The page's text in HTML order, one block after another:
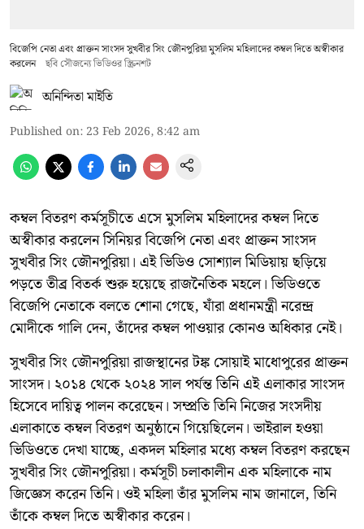
বিজেপি নেতা এবং প্রাক্তন সাংসদ সুখবীর সিং জৌনপুরিয়া মুসলিম মহিলাদের কম্বল দিতে অস্বীকার
করলেন
ছবি সৌজন্যে ভিডিওর স্ক্রিনশট
অনিন্দিতা মাইতি
Published on: 23 Feb 2026, 8:42 am
কম্বল বিতরণ কর্মসূচীতে এসে মুসলিম মহিলাদের কম্বল দিতে
অস্বীকার করলেন সিনিয়র বিজেপি নেতা এবং প্রাক্তন সাংসদ
সুখবীর সিং জৌনপুরিয়া। এই ভিডিও সোশ্যাল মিডিয়ায় ছড়িয়ে
পড়তে তীব্র বিতর্ক শুরু হয়েছে রাজনৈতিক মহলে। ভিডিওতে
বিজেপি নেতাকে বলতে শোনা গেছে, যাঁরা প্রধানমন্ত্রী নরেন্দ্র
মোদীকে গালি দেন, তাঁদের কম্বল পাওয়ার কোনও অধিকার নেই।
সুখবীর সিং জৌনপুরিয়া রাজস্থানের টঙ্ক সোয়াই মাধোপুরের প্রাক্তন
সাংসদ। ২০১৪ থেকে ২০২৪ সাল পর্যন্ত তিনি এই এলাকার সাংসদ
হিসেবে দায়িত্ব পালন করেছেন। সম্প্রতি তিনি নিজের সংসদীয়
এলাকাতে কম্বল বিতরণ অনুষ্ঠানে গিয়েছিলেন। ভাইরাল হওয়া
ভিডিওতে দেখা যাচ্ছে, একদল মহিলার মধ্যে কম্বল বিতরণ করছেন
সুখবীর সিং জৌনপুরিয়া। কর্মসূচী চলাকালীন এক মহিলাকে নাম
জিজ্ঞেস করেন তিনি। ওই মহিলা তাঁর মুসলিম নাম জানালে, তিনি
তাঁকে কম্বল দিতে অস্বীকার করেন।